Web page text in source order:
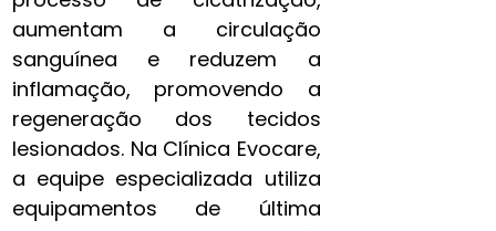
aumentam a circulação
sanguínea e reduzem a
inflamação, promovendo a
regeneração dos tecidos
lesionados. Na Clínica Evocare,
a equipe especializada utiliza
equipamentos de última